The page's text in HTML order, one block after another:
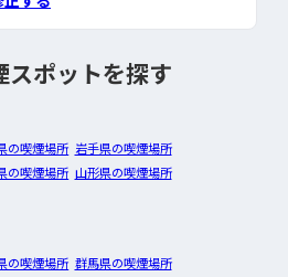
ポットを探す
の喫煙場所 岩手県の喫煙場所
の喫煙場所 山形県の喫煙場所
の喫煙場所 群馬県の喫煙場所